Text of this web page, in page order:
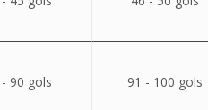
90 gols 91 - 100 gols